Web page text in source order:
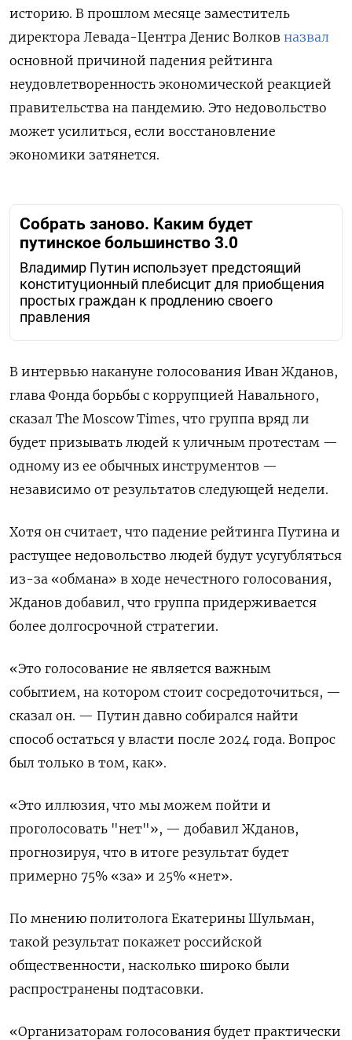
историю. В прошлом месяце заместитель
директора Левада-Центра Денис Волков назвал
основной причиной падения рейтинга
неудовлетворенность экономической реакцией
правительства на пандемию. Это недовольство
может усилиться, если восстановление
экономики затянется.
Собрать заново. Каким будет
путинское большинство 3.0
Владимир Путин использует предстоящий
конституционный плебисцит для приобщения
простых граждан к продлению своего
правления
В интервью накануне голосования Иван Жданов,
глава Фонда борьбы с коррупцией Навального,
сказал The Moscow Times, что группа вряд ли
будет призывать людей к уличным протестам —
одному из ее обычных инструментов —
независимо от результатов следующей недели.
Хотя он считает, что падение рейтинга Путина и
растущее недовольство людей будут усугубляться
из-за «обмана» в ходе нечестного голосования,
Жданов добавил, что группа придерживается
более долгосрочной стратегии.
«Это голосование не является важным
событием, на котором стоит сосредоточиться, —
сказал он. — Путин давно собирался найти
способ остаться у власти после 2024 года. Вопрос
был только в том, как».
«Это иллюзия, что мы можем пойти и
проголосовать "нет"», — добавил Жданов,
прогнозируя, что в итоге результат будет
примерно 75% «за» и 25% «нет».
По мнению политолога Екатерины Шульман,
такой результат покажет российской
общественности, насколько широко были
распространены подтасовки.
«Организаторам голосования будет практически